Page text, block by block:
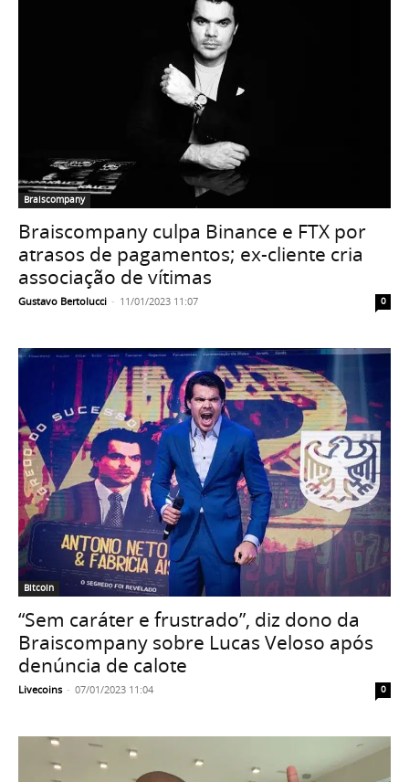
Braiscompany
Braiscompany culpa Binance e FTX por
atrasos de pagamentos; ex-cliente cria
associação de vítimas
Gustavo Bertolucci - 11/01/2023 11:07 0
Bitcoin
“Sem caráter e frustrado”, diz dono da
Braiscompany sobre Lucas Veloso após
denúncia de calote
Livecoins - 07/01/2023 11:04 0